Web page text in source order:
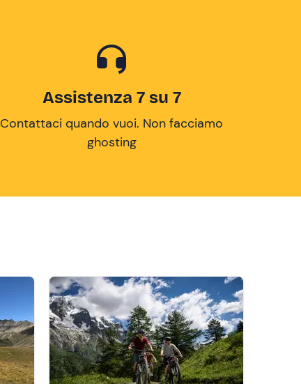
Assistenza 7 su 7
Contattaci quando vuoi. Non facciamo
ghosting